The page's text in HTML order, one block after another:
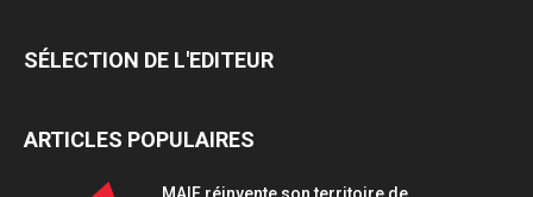
inédite dédiée
d’investissement
SÉLECTION DE L'EDITEUR
ARTICLES POPULAIRES